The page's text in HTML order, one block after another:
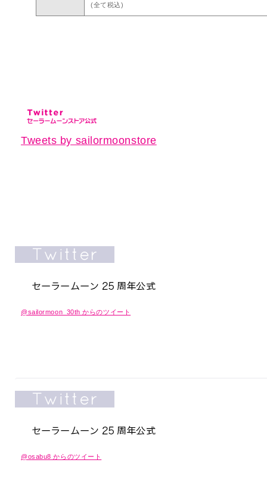
(全て税込)
Tweets by sailormoonstore
@sailormoon_30th からのツイート
@osabu8 からのツイート